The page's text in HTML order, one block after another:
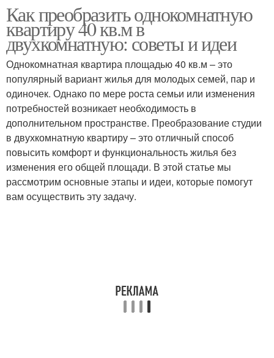
Как преобразить однокомнатную
квартиру 40 кв.м в
двухкомнатную: советы и идеи
Однокомнатная квартира площадью 40 кв.м – это
популярный вариант жилья для молодых семей, пар и
одиночек. Однако по мере роста семьи или изменения
потребностей возникает необходимость в
дополнительном пространстве. Преобразование студии
в двухкомнатную квартиру – это отличный способ
повысить комфорт и функциональность жилья без
изменения его общей площади. В этой статье мы
рассмотрим основные этапы и идеи, которые помогут
вам осуществить эту задачу.